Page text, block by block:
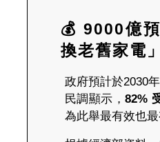
💰 9000億
換老舊家電」
政府預計於2030
民調顯示，82%
為此舉最有效也最